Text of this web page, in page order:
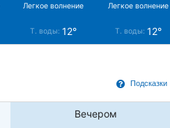
Легкое волнение Легкое волнение
Т. воды: 12° Т. воды: 12°
Подсказки
Вечером